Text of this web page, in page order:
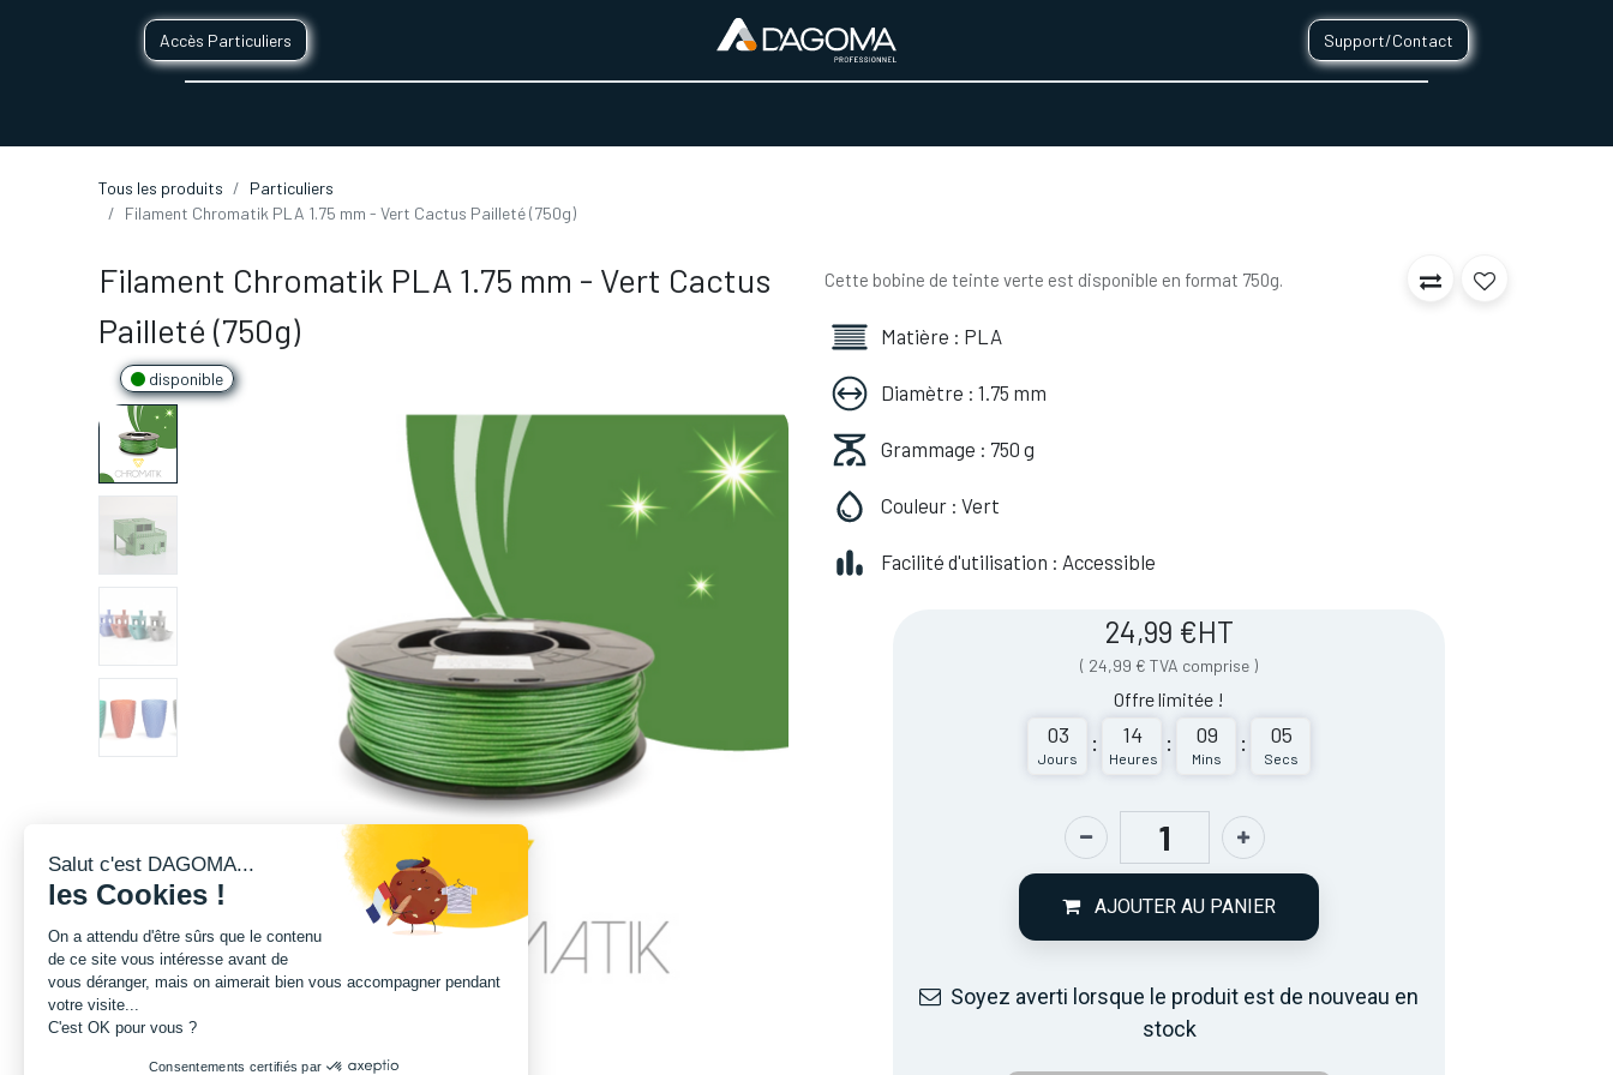
Accès Particuliers Support/Contact
Tous les produits
Particuliers
Filament Chromatik PLA 1.75 mm - Vert Cactus Pailleté (750g)
Filament Chromatik PLA 1.75 mm - Vert Cactus
Pailleté (750g)
disponible
Cette bobine de teinte verte est disponible en format 750g.
Matière : PLA
Diamètre : 1.75 mm
Grammage : 750 g
Couleur : Vert
Facilité d'utilisation : Accessible
24,99 €HT
( 24,99 € TVA comprise )
Offre limitée !
03
Jours
: 14
Heures
: 09
Mins
: 05
Secs
AJOUTER AU PANIER
Soyez averti lorsque le produit est de nouveau en
stock
Salut c'est DAGOMA...
les Cookies !
On a attendu d'être sûrs que le contenu
de ce site vous intéresse avant de
vous déranger, mais on aimerait bien vous accompagner pendant
votre visite...
C'est OK pour vous ?
Consentements certifiés par